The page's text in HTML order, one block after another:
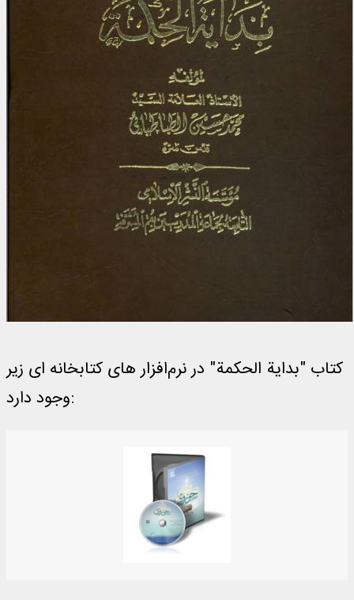
کتاب "بدایة الحکمة" در نرم‌افزار های کتابخانه ای زیر
وجود دارد: